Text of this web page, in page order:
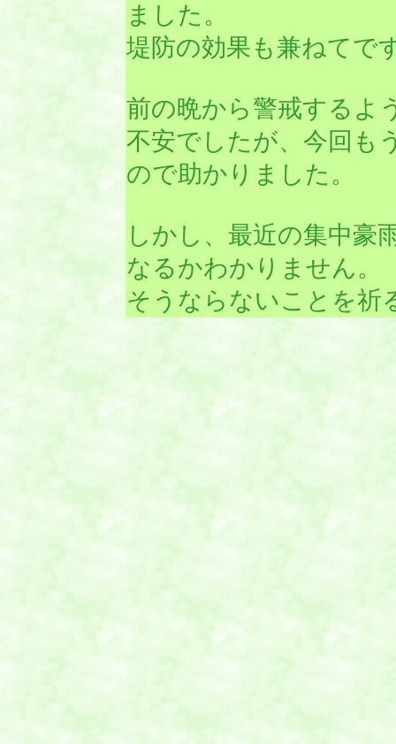
ました。
堤防の効果も兼ねてで
前の晩から警戒するよ
不安でしたが、今回も
ので助かりました。
しかし、最近の集中豪
なるかわかりません。
そうならないことを祈